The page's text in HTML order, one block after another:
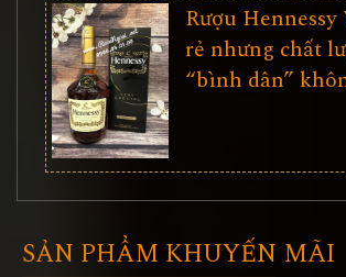
Rượu
rẻ nhưng chất
“bình dân”
SẢN PHẨM KHUYẾN MÃI